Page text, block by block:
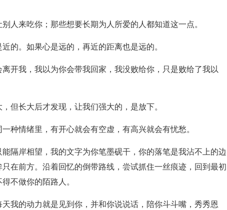
人来吃你；那些想要长期为人所爱的人都知道这一点。
的。如果心是远的，再近的距离也是远的。
开我，我以为你会带我回家，我没败给你，只是败给了我以
但长大后才发现，让我们强大的，是放下。
种情绪里，有开心就会有空虚，有高兴就会有忧愁。
隔岸相望，我的文字为你笔墨砚干，你的落笔是我沾不上的边
在前方。沿着回忆的倒带路线，尝试抓住一丝痕迹，回到最初
不做你的陌路人。
我的动力就是见到你，并和你说说话，陪你斗斗嘴，秀秀恩